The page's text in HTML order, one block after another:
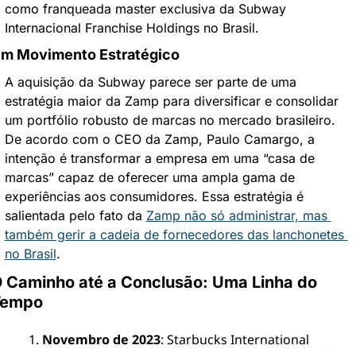
como franqueada master exclusiva da Subway
Internacional Franchise Holdings no Brasil.
Movimento Estratégico
A aquisição da Subway parece ser parte de uma
estratégia maior da Zamp para diversificar e consolidar
um portfólio robusto de marcas no mercado brasileiro.
De acordo com o CEO da Zamp, Paulo Camargo, a
intenção é transformar a empresa em uma “casa de
marcas” capaz de oferecer uma ampla gama de
experiências aos consumidores. Essa estratégia é
salientada pelo fato da Zamp não só administrar, mas
também gerir a cadeia de fornecedores das lanchonetes
no Brasil.
Caminho até a Conclusão: Uma Linha do
Novembro de 2023: Starbucks International